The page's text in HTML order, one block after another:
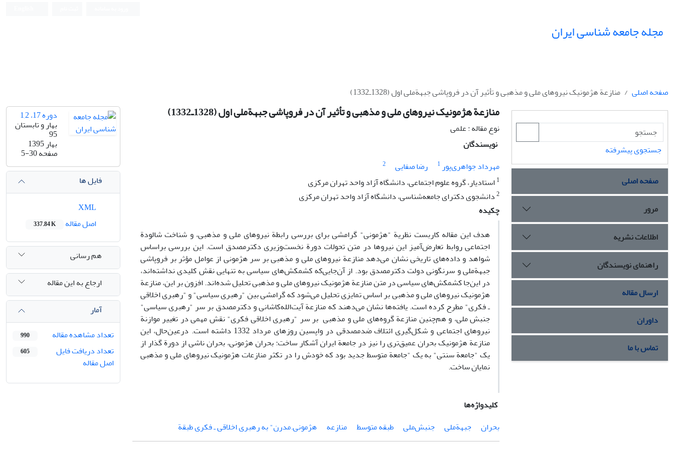
مجله جامعه شناسی ایران
صفحه اصلی منازعة هژمونیک نیروهای ملی و مذهبی و تأثیر آن در فروپاشی جبهة‌ملی اول (1328ـ1332)
منازعة هژمونیک نیروهای ملی و مذهبی و تأثیر آن در فروپاشی جبهة‌ملی اول (1328ـ1332)
نوع مقاله : علمی
نویسندگان
مهرداد جواهری‌پور1 رضا صفایی
2
1 استادیار، گروه علوم اجتماعی، دانشگاه آزاد واحد تهران مرکزی
2دانشجوی دکترای جامعه‌شناسی، دانشگاه آزاد واحد تهران مرکزی
چکیده
هدف این مقاله کاربست نظریة "هژمونی" گرامشی برای بررسی رابطة نیروهای ملی و مذهبی، و شناخت شالودة
اجتماعی روابط تعارض‌آمیز این نیروها در متن تحولات دورة نخست‌وزیری دکترمصدق است. این بررسی براساس
شواهد و داده‌های تاریخی نشان می‌دهد منازعة نیروهای ملی و مذهبی بر سر هژمونی از عوامل مؤثر بر فروپاشی
جبهة‌ملی و سرنگونی دولت دکترمصدق بود. از آن‌جایی‌که کشمکش‌های سیاسی به تنهایی نقش کلیدی نداشته‌اند،
در این‌جا کشمکش‌های سیاسی در متن منازعة هژمونیک نیروهای ملی و مذهبی تحلیل شده‌اند. افزون بر این، منازعة
هژمونیک نیروهای ملی و مذهبی بر اساس تمایزی تحلیل می‌شود که گرامشی بین "رهبری سیاسی" و "رهبری اخلاقی
ـ فکری" مطرح کرده است. یافته‌ها نشان می‌دهند که منازعة آیت‌الله‌کاشانی و دکترمصدق بر سر "رهبری سیاسی"
جنبش ملی، و هم‌چنین منازعة گروه‌های ملی و مذهبی بر سر "رهبری اخلاقی فکری" نقش مهمی در تغییر موازنة
نیروهای اجتماعی و شکل‌گیری ائتلاف ضدمصدقی در واپسین روزهای مرداد 1332 داشته است. درعین‌حال، این
منازعة هژمونیک بحران عمیق‌تری را نیز در جامعة ایران آشکار ساخت: بحران هژمونی، بحران ناشی از دورة گذار از
یک "جامعة سنتی" به یک "جامعة متوسط جدید بود که خودش را در تکثر منازعات هژمونیک نیروهای ملی و مذهبی
نمایان ‌ساخت.
کلیدواژه‌ها
بحران
جبهة‌ملی جنبش‌ملی طبقه متوسط منازعه هژمونی.مدرن" به رهبری اخلاقی ـ فکری طبقة‌
دوره 17، 1,2
بهار و تابستان
95
بهار 1395
صفحه5-30
فایل ها
اصل مقاله
337.84 K
هم رسانی
ارجاع به این مقاله
آمار
تعداد مشاهده مقاله
990
تعداد دریافت فایل
اصل مقاله
605
جستجوی پیشرفته
صفحه اصلی
مرور
اطلاعات نشریه
راهنمای نویسندگان
ارسال مقاله
داوران
تماس با ما